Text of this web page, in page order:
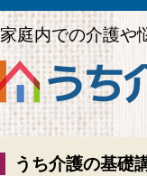
家庭内での介護や
うち介護の基礎